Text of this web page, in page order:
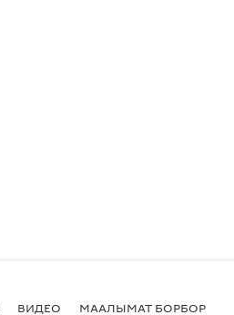
ВИДЕО МААЛЫМАТ БОРБОР